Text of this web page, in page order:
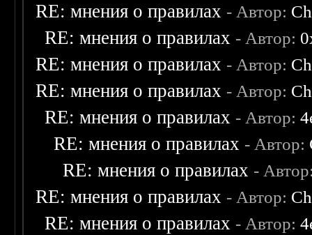
RE: мнения о правилах - Автор:
RE: мнения о правилах - Автор:
RE: мнения о правилах - Автор:
RE: мнения о правилах - Автор:
RE: мнения о правилах - Автор:
RE: мнения о правилах - Автор:
RE: мнения о правилах -
RE: мнения о правилах - Автор:
RE: мнения о правилах - Автор: